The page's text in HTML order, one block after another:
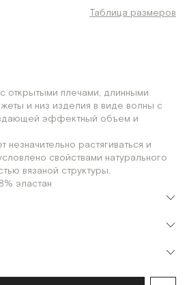
Таблица размеров
открытыми плечами, длинными
и низ изделия в виде волны с
эффектный объем и
незначительно растягиваться и
свойствами натурального
вязаной структуры.
эластан
24/3
OS